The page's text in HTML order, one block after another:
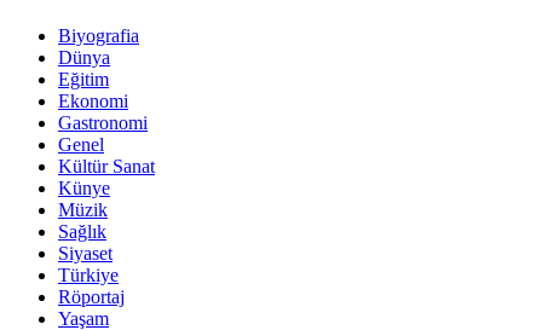
Biyografia
Dünya
Eğitim
Ekonomi
Gastronomi
Genel
Kültür Sanat
Künye
Müzik
Sağlık
Siyaset
Türkiye
Röportaj
Yaşam